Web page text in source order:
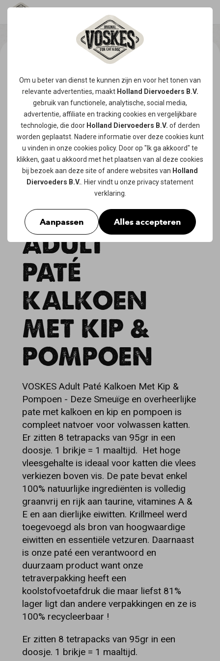
Om u beter van dienst te kunnen zijn en voor het tonen van
relevante advertenties, maakt Holland Diervoeders B.V.
gebruik van functionele, analytische, social media,
advertentie, affiliate en tracking cookies en vergelijkbare
technologie, die door Holland Diervoeders B.V. of derden
worden geplaatst. Nadere informatie over deze cookies kunt
u vinden in onze cookies policy. Door op "Ik ga akkoord" te
klikken, gaat u akkoord met het plaatsen van al deze cookies
bij bezoek aan deze site of andere websites van Holland
Diervoeders B.V. . Hier vindt u onze privacy statement
verklaring.
Aanpassen Alles accepteren
ADULT
PATÉ
KALKOEN
MET KIP &
POMPOEN
VOSKES Adult Paté Kalkoen Met Kip &
Pompoen - Deze Smeuïge en overheerlijke
pate met kalkoen en kip en pompoen is
compleet natvoer voor volwassen katten.
Er zitten 8 tetrapacks van 95gr in een
doosje. 1 brikje = 1 maaltijd. Het hoge
vleesgehalte is ideaal voor katten die vlees
verkiezen boven vis. De pate bevat enkel
100% natuurlijke ingrediënten is volledig
graanvrij en rijk aan taurine, vitamines A &
E en aan dierlijke eiwitten. Krillmeel werd
toegevoegd als bron van hoogwaardige
eiwitten en essentiële vetzuren. Daarnaast
is onze paté een verantwoord en
duurzaam product want onze
tetraverpakking heeft een
koolstofvoetafdruk die maar liefst 81%
lager ligt dan andere verpakkingen en ze is
100% recycleerbaar !
Er zitten 8 tetrapacks van 95gr in een
doosje. 1 brikje = 1 maaltijd.